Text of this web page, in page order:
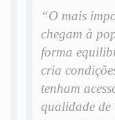
“O mais
chegam à
forma
cria
tenham
qualidade de